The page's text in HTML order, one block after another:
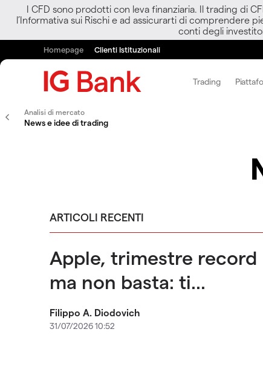
I CFD sono prodotti con leva finanziaria. Il trading di
l’Informativa sui Rischi e ad assicurarti di comprendere
conti degli
Homepage Clienti Istituzionali
Trading
Analisi di mercato
News e idee di trading
ARTICOLI RECENTI
Apple, trimestre record
ma non basta: ti...
Filippo A. Diodovich
31/07/2026 10:52